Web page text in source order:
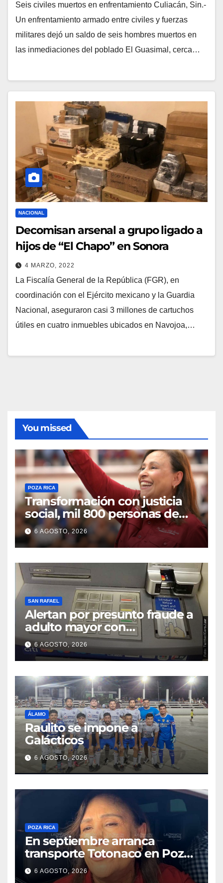
Seis civiles muertos en enfrentamiento Culiacán, Sin.-
Un enfrentamiento armado entre civiles y fuerzas
militares dejó un saldo de seis hombres muertos en
las inmediaciones del poblado El Guasimal, cerca…
NACIONAL
Decomisan arsenal a grupo ligado a
hijos de “El Chapo” en Sonora
4 MARZO, 2022
La Fiscalía General de la República (FGR), en
coordinación con el Ejército mexicano y la Guardia
Nacional, aseguraron casi 3 millones de cartuchos
útiles en cuatro inmuebles ubicados en Navojoa,…
You missed
POZA RICA
Transformación con justicia
social, mil 800 personas de
siete municipios reciben
Apoyo a la Palabra: Rocío
Nahle
6 AGOSTO, 2026
SAN RAFAEL
Alertan por presunto fraude a
adulto mayor con
discapacidad visual en cajero
bancario
6 AGOSTO, 2026
ÁLAMO
Raulito se impone a
Galácticos
6 AGOSTO, 2026
POZA RICA
En septiembre arranca
transporte Totonaco en Poza
Rica
6 AGOSTO, 2026